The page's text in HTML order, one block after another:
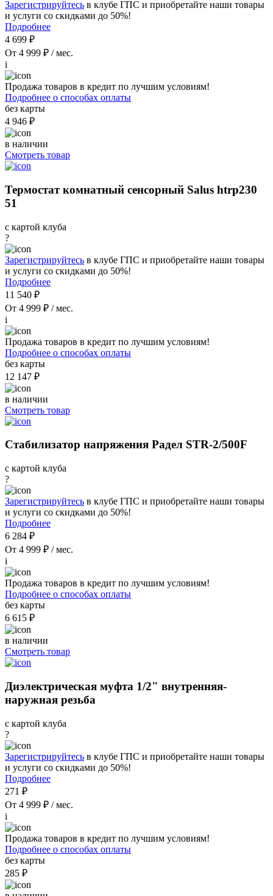
Зарегистрируйтесь в клубе ГПС и приобретайте наши товары
и услуги со скидками до 50%!
Подробнее
4 699 ₽
От 4 999 ₽ / мес.
i
Продажа товаров в кредит по лучшим условиям!
Подробнее о способах оплаты
без карты
4 946 ₽
в наличии
Смотреть товар
Термостат комнатный сенсорный Salus htrp230
51
с картой клуба
?
Зарегистрируйтесь в клубе ГПС и приобретайте наши товары
и услуги со скидками до 50%!
Подробнее
11 540 ₽
От 4 999 ₽ / мес.
i
Продажа товаров в кредит по лучшим условиям!
Подробнее о способах оплаты
без карты
12 147 ₽
в наличии
Смотреть товар
Стабилизатор напряжения Радел STR-2/500F
с картой клуба
?
Зарегистрируйтесь в клубе ГПС и приобретайте наши товары
и услуги со скидками до 50%!
Подробнее
6 284 ₽
От 4 999 ₽ / мес.
i
Продажа товаров в кредит по лучшим условиям!
Подробнее о способах оплаты
без карты
6 615 ₽
в наличии
Смотреть товар
Диэлектрическая муфта 1/2" внутренняя-
наружная резьба
с картой клуба
?
Зарегистрируйтесь в клубе ГПС и приобретайте наши товары
и услуги со скидками до 50%!
Подробнее
271 ₽
От 4 999 ₽ / мес.
i
Продажа товаров в кредит по лучшим условиям!
Подробнее о способах оплаты
без карты
285 ₽